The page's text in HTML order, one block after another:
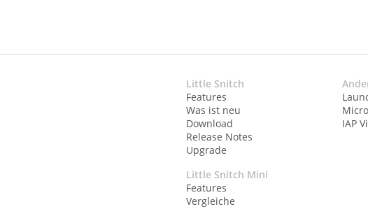
Little Snitch
Features
Was ist neu
Download
Release Notes
Upgrade
Little Snitch Mini
Features
Vergleiche
IAP